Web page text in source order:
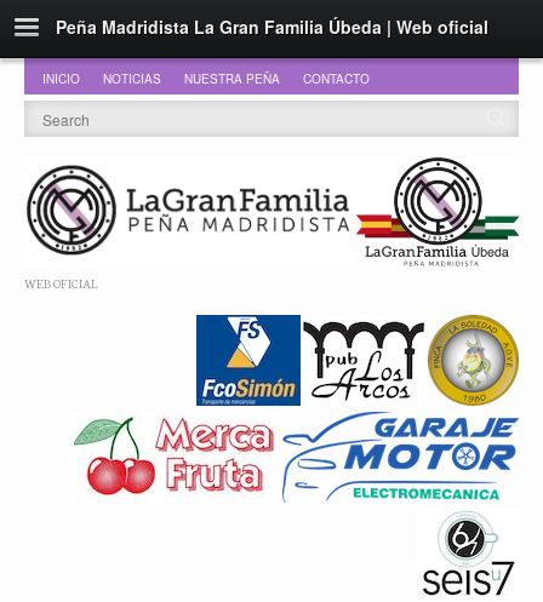
Peña Madridista La Gran Familia Úbeda | Web oficial
INICIO NOTICIAS NUESTRA PEÑA CONTACTO
WEB OFICIAL